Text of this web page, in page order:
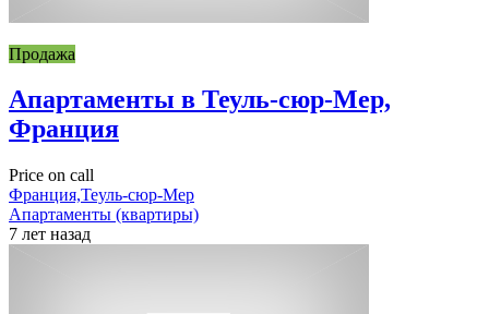
Продажа
Апартаменты в Теуль-сюр-Мер,
Франция
Price on call
Франция,Теуль-сюр-Мер
Апартаменты (квартиры)
7 лет назад